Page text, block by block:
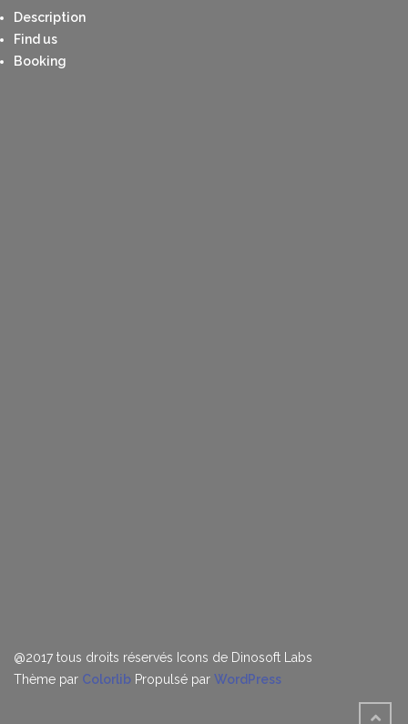
Description
Find us
Booking
@2017 tous droits réservés Icons de Dinosoft Labs
Thème par Colorlib Propulsé par WordPress